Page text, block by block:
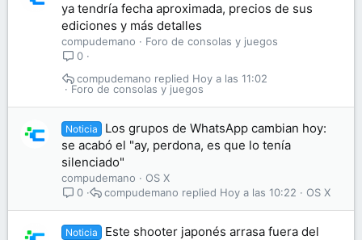
ya tendría fecha aproximada, precios de sus
ediciones y más detalles
compudemano
Foro de consolas y juegos
0
Foro de consolas y juegos
Hoy a las 11:02
compudemano
Noticia
Los grupos de WhatsApp cambian hoy:
se acabó el "ay, perdona, es que lo tenía
silenciado"
compudemano
OS X
0
OS X
Hoy a las 10:22
compudemano
Noticia
Este shooter japonés arrasa fuera del